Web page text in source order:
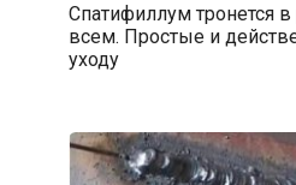
Спатифиллум тронется в
всем. Простые и
уходу